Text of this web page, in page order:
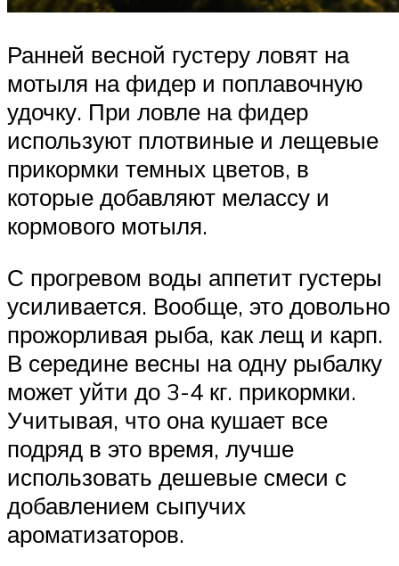
Ранней весной густеру ловят на
мотыля на фидер и поплавочную
удочку. При ловле на фидер
используют плотвиные и лещевые
прикормки темных цветов, в
которые добавляют мелассу и
кормового мотыля.
С прогревом воды аппетит густеры
усиливается. Вообще, это довольно
прожорливая рыба, как лещ и карп.
В середине весны на одну рыбалку
может уйти до 3-4 кг. прикормки.
Учитывая, что она кушает все
подряд в это время, лучше
использовать дешевые смеси с
добавлением сыпучих
ароматизаторов.